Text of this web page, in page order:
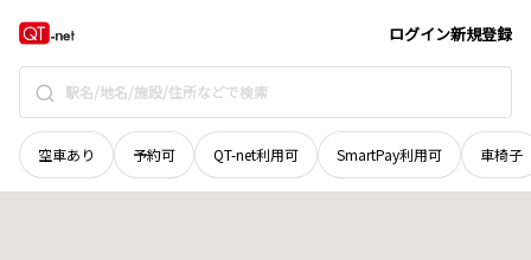
ログイン新規登録
空車あり 予約可 QT-net利用可 SmartPay利用可 車椅子
長野県